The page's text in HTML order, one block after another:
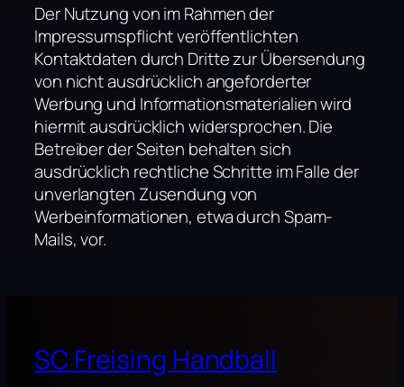
Der Nutzung von im Rahmen der
Impressumspflicht veröffentlichten
Kontaktdaten durch Dritte zur Übersendung
von nicht ausdrücklich angeforderter
Werbung und Informationsmaterialien wird
hiermit ausdrücklich widersprochen. Die
Betreiber der Seiten behalten sich
ausdrücklich rechtliche Schritte im Falle der
unverlangten Zusendung von
Werbeinformationen, etwa durch Spam-
Mails, vor.
SC Freising Handball